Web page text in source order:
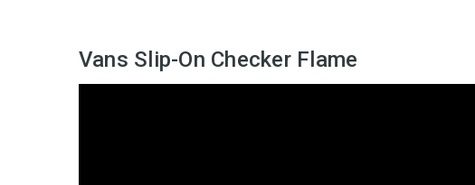
Vans Slip-On Checker Flame